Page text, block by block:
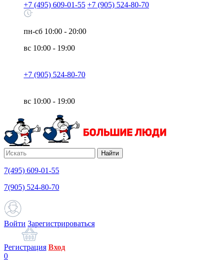
+7 (495) 609-01-55 +7 (905) 524-80-70
пн-сб 10:00 - 20:00
вс 10:00 - 19:00
+7 (905) 524-80-70
вс 10:00 - 19:00
Найти
7(495) 609-01-55
7(905) 524-80-70
Войти Зарегистрироваться
Регистрация Вход
0